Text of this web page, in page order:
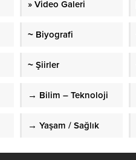
» Video Galeri
~ Biyografi
~ Şiirler
→ Bilim – Teknoloji
→ Yaşam / Sağlık